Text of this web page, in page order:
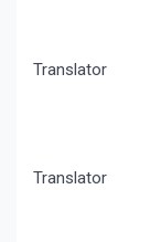
Translator
Translator